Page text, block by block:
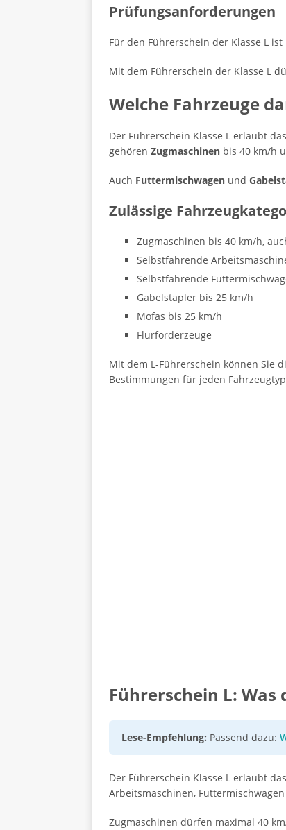
Prüfungsanforderungen
Für den Führerschein der Klasse L
Mit dem Führerschein der Klasse L
Welche Fahrzeuge
Der Führerschein Klasse L erlaubt
gehören Zugmaschinen bis 40 km/h
Auch Futtermischwagen und
Zulässige
Zugmaschinen bis 40 km/h,
Selbstfahrende
Selbstfahrende
Gabelstapler bis 25 km/h
Mofas bis 25 km/h
Flurförderzeuge
Mit dem L-Führerschein können Sie
Bestimmungen für jeden
Führerschein L:
Lese-Empfehlung: Passend dazu:
Der Führerschein Klasse L erlaubt
Arbeitsmaschinen,
Zugmaschinen dürfen maximal 40